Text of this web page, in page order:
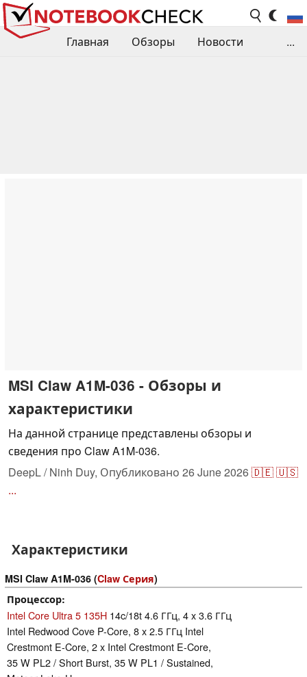
Главная Обзоры
Новости
...
MSI Claw A1M-036 - Обзоры и
характеристики
На данной странице представлены обзоры и
сведения про Claw A1M-036.
DeepL / Ninh Duy, Опубликовано 26 June 2026🇩🇪🇺🇸
...
Характеристики
MSI Claw A1M-036 (Claw Серия)
Процессор
Intel Core Ultra 5 135H 14c/18t 4.6 ГГц, 4 x 3.6 ГГц
Intel Redwood Cove P-Core, 8 x 2.5 ГГц Intel
Crestmont E-Core, 2 x Intel Crestmont E-Core,
35 W PL2 / Short Burst, 35 W PL1 / Sustained,